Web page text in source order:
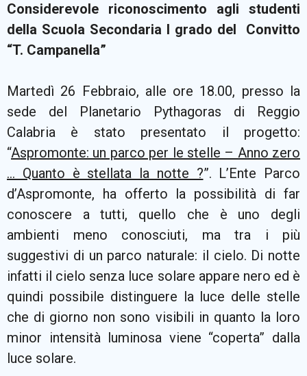
Considerevole riconoscimento agli studenti
della Scuola Secondaria I grado del Convitto
“T. Campanella”
Martedì 26 Febbraio, alle ore 18.00, presso la
sede del Planetario Pythagoras di Reggio
Calabria è stato presentato il progetto:
“Aspromonte: un parco per le stelle – Anno zero
… Quanto è stellata la notte ?”. L’Ente Parco
d’Aspromonte, ha offerto la possibilità di far
conoscere a tutti, quello che è uno degli
ambienti meno conosciuti, ma tra i più
suggestivi di un parco naturale: il cielo. Di notte
infatti il cielo senza luce solare appare nero ed è
quindi possibile distinguere la luce delle stelle
che di giorno non sono visibili in quanto la loro
minor intensità luminosa viene “coperta” dalla
luce solare.